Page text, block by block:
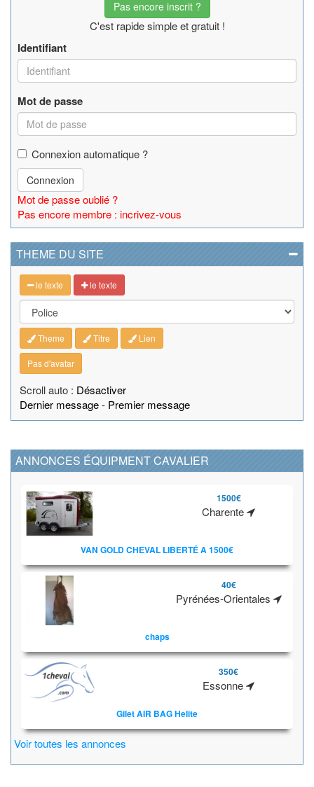
Pas encore inscrit ?
C'est rapide simple et gratuit !
Identifiant
Mot de passe
Connexion automatique ?
Connexion
Mot de passe oublié ?
Pas encore membre : incrivez-vous
THEME DU SITE
le texte le texte
Theme Titre Lien
Pas d'avatar
Scroll auto : Désactiver
Dernier message- Premier message
ANNONCES ÉQUIPMENT CAVALIER
1500€
Charente
VAN GOLD CHEVAL LIBERTÉ A 1500€
40€
Pyrénées-Orientales
chaps
350€
Essonne
Gilet AIR BAG Helite
Voir toutes les annonces